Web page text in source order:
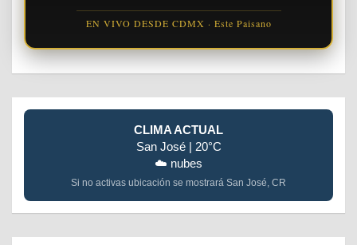
EN VIVO DESDE CDMX · Este Paisano
CLIMA ACTUAL
San José | 20°C
☁️ nubes
Si no activas ubicación se mostrará San José, CR